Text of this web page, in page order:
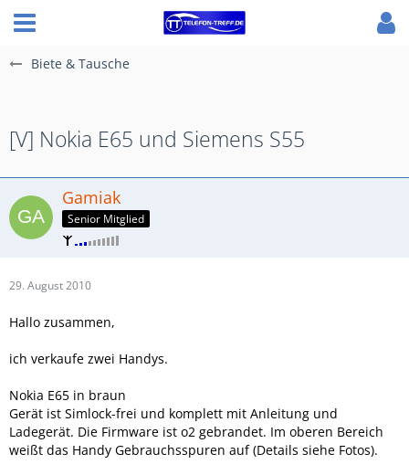
Biete & Tausche
[V] Nokia E65 und Siemens S55
Gamiak
Senior Mitglied
29. August 2010
Hallo zusammen,
ich verkaufe zwei Handys.
Nokia E65 in braun
Gerät ist Simlock-frei und komplett mit Anleitung und
Ladegerät. Die Firmware ist o2 gebrandet. Im oberen Bereich
weißt das Handy Gebrauchsspuren auf (Details siehe Fotos).